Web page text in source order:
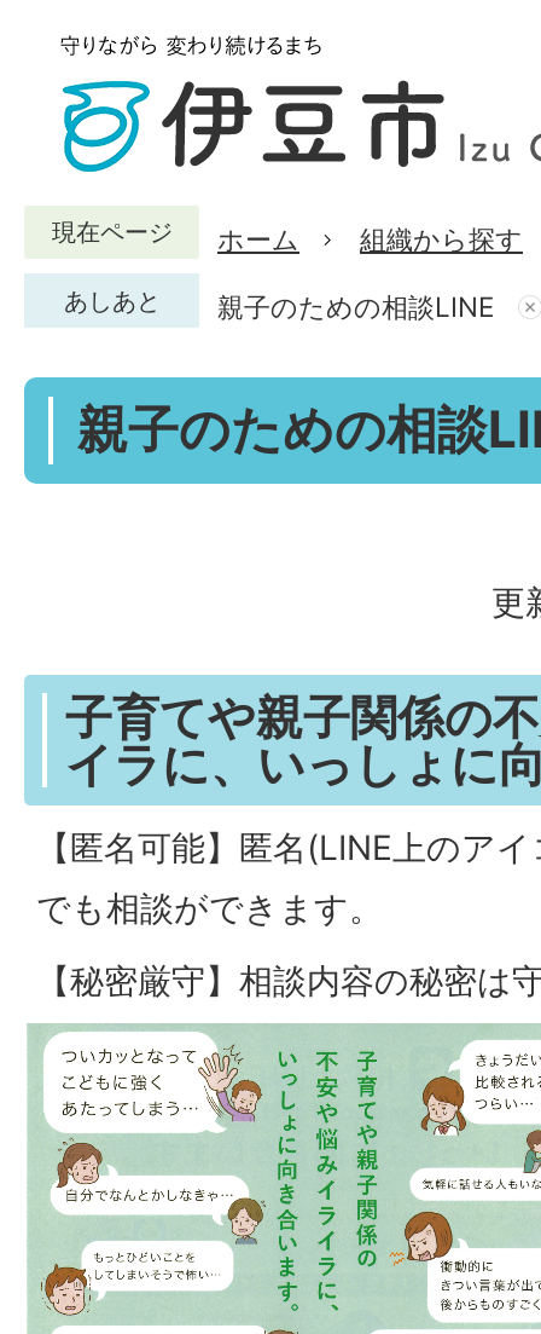
現在ページ ホーム 組織から探す
あしあと 親子のための相談LINE
親子のための相談
更
子育てや親子関係の
イラに、いっしょに
【匿名可能】匿名(LINE上のア
でも相談ができます。
【秘密厳守】相談内容の秘密は